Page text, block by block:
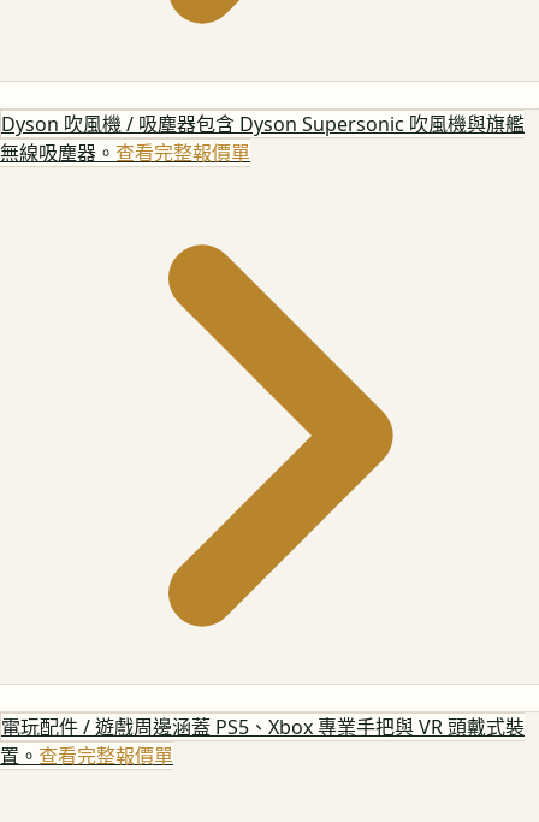
Dyson 吹風機 / 吸塵器包含 Dyson Supersonic 吹風機與旗艦
無線吸塵器。 查看完整報價單
電玩配件 / 遊戲周邊涵蓋 PS5、Xbox 專業手把與 VR 頭戴式裝
置。 查看完整報價單